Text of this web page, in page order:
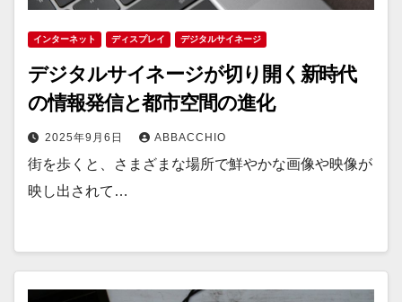
インターネット ディスプレイ デジタルサイネージ
デジタルサイネージが切り開く新時代
の情報発信と都市空間の進化
2025年9月6日 ABBACCHIO
街を歩くと、さまざまな場所で鮮やかな画像や映像が
映し出されて…